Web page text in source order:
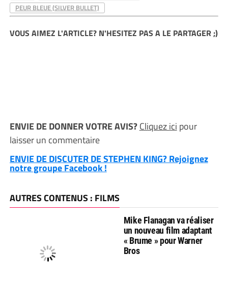
PEUR BLEUE (SILVER BULLET)
VOUS AIMEZ L'ARTICLE? N'HESITEZ PAS A LE PARTAGER ;)
ENVIE DE DONNER VOTRE AVIS?Cliquez ici pour
laisser un commentaire
ENVIE DE DISCUTER DE STEPHEN KING? Rejoignez
notre groupe Facebook !
AUTRES CONTENUS : FILMS
Mike Flanagan va réaliser
un nouveau film adaptant
« Brume » pour Warner
Bros